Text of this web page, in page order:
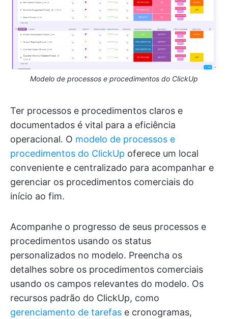
Modelo de processos e procedimentos do ClickUp
Ter processos e procedimentos claros e
documentados é vital para a eficiência
operacional. O modelo de processos e
procedimentos do ClickUp oferece um local
conveniente e centralizado para acompanhar e
gerenciar os procedimentos comerciais do
início ao fim.
Acompanhe o progresso de seus processos e
procedimentos usando os status
personalizados no modelo. Preencha os
detalhes sobre os procedimentos comerciais
usando os campos relevantes do modelo. Os
recursos padrão do ClickUp, como
gerenciamento de tarefas e cronogramas,